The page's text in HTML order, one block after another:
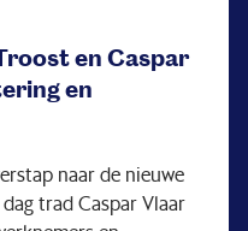
en Caspar
en
naar de nieuwe
trad Caspar Vlaar